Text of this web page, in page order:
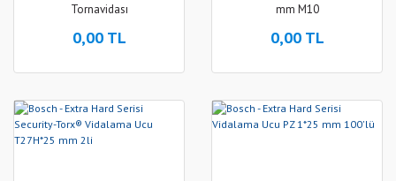
Tornavidası
0,00 TL
mm M10
0,00 TL